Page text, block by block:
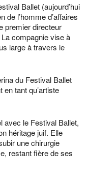
Ballet (aujourd’hui
de l’homme d’affaires
premier directeur
compagnie vise à
large à travers le
du Festival Ballet
en tant qu’artiste
avec le Festival Ballet,
héritage juif. Elle
une chirurgie
restant fière de ses